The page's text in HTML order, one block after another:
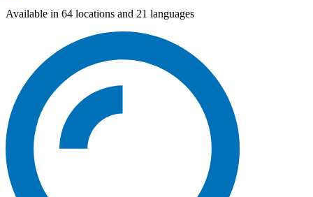
Available in 64 locations and 21 languages